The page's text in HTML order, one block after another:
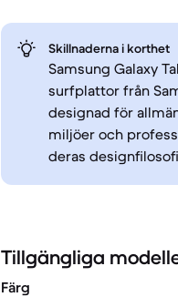
Skillnaderna i korthet
Samsung Galaxy
surfplattor från
designad för
miljöer och
deras
Tillgängliga
Färg